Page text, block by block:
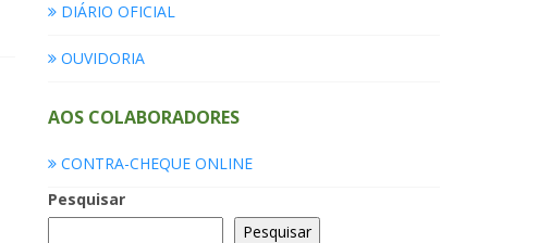
DIÁRIO OFICIAL
OUVIDORIA
AOS COLABORADORES
CONTRA-CHEQUE ONLINE
Pesquisar
Pesquisar